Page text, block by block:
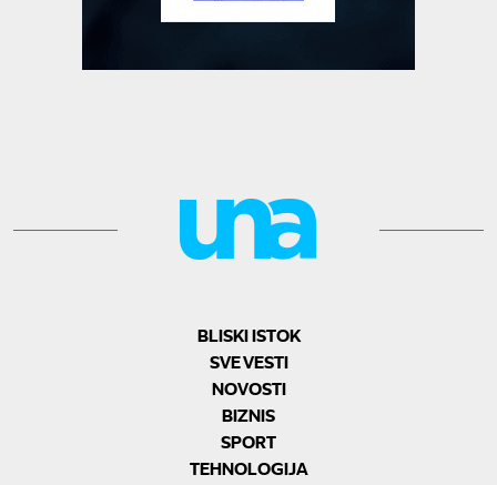
BLISKI ISTOK
SVE VESTI
NOVOSTI
BIZNIS
SPORT
TEHNOLOGIJA